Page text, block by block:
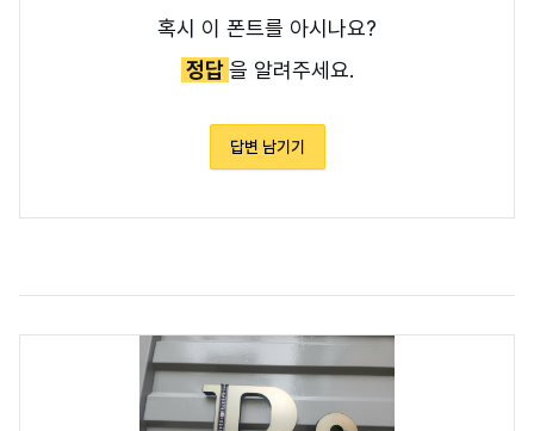
혹시 이 폰트를 아시나요?
정답을 알려주세요.
답변 남기기